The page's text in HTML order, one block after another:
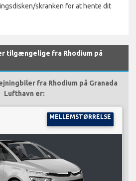
skranken for at hente dit
tilgængelige fra Rhodium på
fra Rhodium på Granada
Lufthavn er:
MELLEMSTØRRELSE